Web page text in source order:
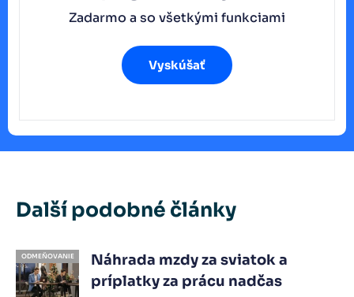
Zadarmo a so všetkými funkciami
Vyskúšať
Další podobné články
ODMEŇOVANIE
Náhrada mzdy za sviatok a
príplatky za prácu nadčas